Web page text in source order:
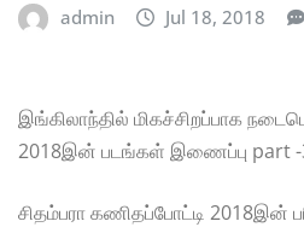
admin Jul 18, 2018
இங்கிலாந்தில் மிகச்சிறப்பாக
2018இன் படங்கள் இணைப்பு part -
சிதம்பரா கணிதப்போட்டி 2018இன்